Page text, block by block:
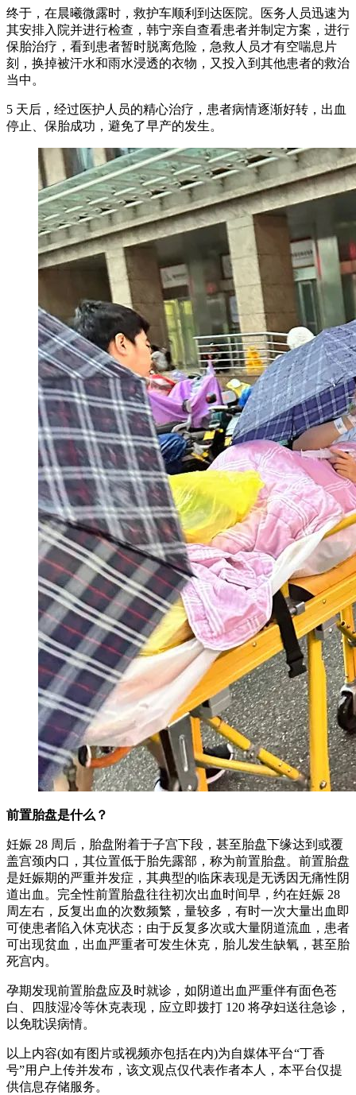
终于，在晨曦微露时，救护车顺利到达医院。医务人员迅速为
其安排入院并进行检查，韩宁亲自查看患者并制定方案，进行
保胎治疗，看到患者暂时脱离危险，急救人员才有空喘息片
刻，换掉被汗水和雨水浸透的衣物，又投入到其他患者的救治
当中。
5 天后，经过医护人员的精心治疗，患者病情逐渐好转，出血
停止、保胎成功，避免了早产的发生。
前置胎盘是什么？
妊娠 28 周后，胎盘附着于子宫下段，甚至胎盘下缘达到或覆
盖宫颈内口，其位置低于胎先露部，称为前置胎盘。前置胎盘
是妊娠期的严重并发症，其典型的临床表现是无诱因无痛性阴
道出血。完全性前置胎盘往往初次出血时间早，约在妊娠 28
周左右，反复出血的次数频繁，量较多，有时一次大量出血即
可使患者陷入休克状态；由于反复多次或大量阴道流血，患者
可出现贫血，出血严重者可发生休克，胎儿发生缺氧，甚至胎
死宫内。
孕期发现前置胎盘应及时就诊，如阴道出血严重伴有面色苍
白、四肢湿冷等休克表现，应立即拨打 120 将孕妇送往急诊，
以免耽误病情。
以上内容(如有图片或视频亦包括在内)为自媒体平台“丁香
号”用户上传并发布，该文观点仅代表作者本人，本平台仅提
供信息存储服务。